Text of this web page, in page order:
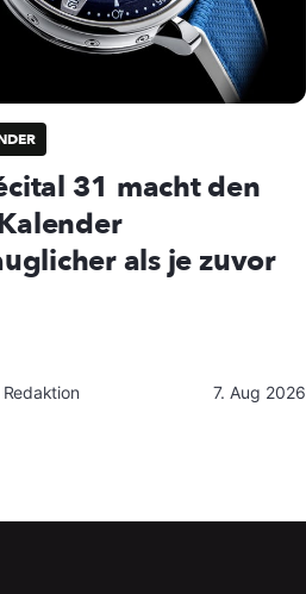
31 macht den
als je zuvor
7. Aug 2026